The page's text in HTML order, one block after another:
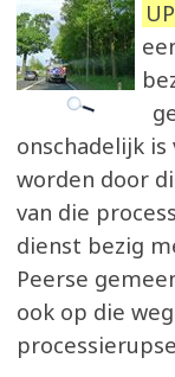
onschadelijk
worden door
van die
dienst bezig
Peerse
ook op die